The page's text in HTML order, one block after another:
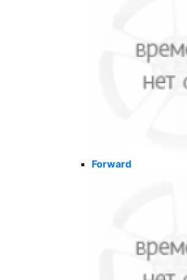
Forward